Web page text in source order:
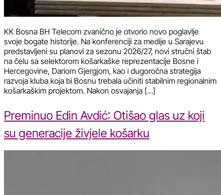
KK Bosna BH Telecom zvanično je otvorio novo poglavlje
svoje bogate historije. Na konferenciji za medije u Sarajevu
predstavljeni su planovi za sezonu 2026/27, novi stručni štab
na čelu sa selektorom košarkaške reprezentacije Bosne i
Hercegovine, Dariom Gjergjom, kao i dugoročna strategija
razvoja kluba koja bi Bosnu trebala učiniti stabilnim regionalnim
košarkaškim projektom. Nakon osvajanja […]
Preminuo Edin Avdić: Otišao glas uz koji
su generacije živjele košarku